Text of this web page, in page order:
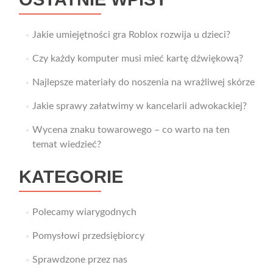
Jakie umiejętności gra Roblox rozwija u dzieci?
Czy każdy komputer musi mieć kartę dźwiękową?
Najlepsze materiały do noszenia na wrażliwej skórze
Jakie sprawy załatwimy w kancelarii adwokackiej?
Wycena znaku towarowego – co warto na ten
temat wiedzieć?
KATEGORIE
Polecamy wiarygodnych
Pomysłowi przedsiębiorcy
Sprawdzone przez nas